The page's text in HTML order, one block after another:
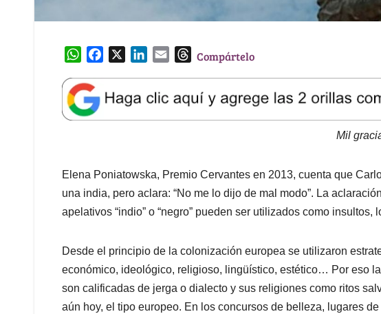
W
a
t
s
p
e
b
k
k
e
n
l
T
e
a
Compártelo
Mil
Elena Poniatowska, Premio Cervantes en 2013, cuenta que
una india, pero aclara: “No me lo dijo de mal modo”. La
apelativos “indio” o “negro” pueden ser utilizados como insultos,
Desde el principio de la colonización europea se utilizaron
económico, ideológico, religioso, lingüístico, estético… Por eso
son calificadas de jerga o dialecto y sus religiones como ritos
aún hoy, el tipo europeo. En los concursos de belleza, lugares